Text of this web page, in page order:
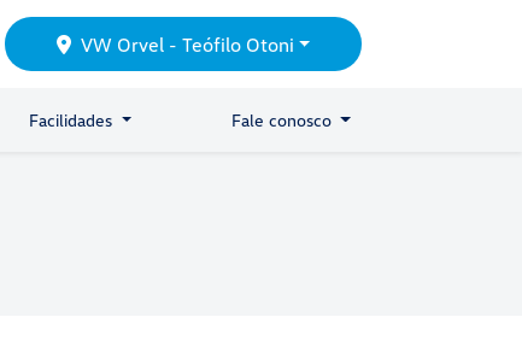
VW Orvel - Teófilo Otoni
Facilidades Fale conosco